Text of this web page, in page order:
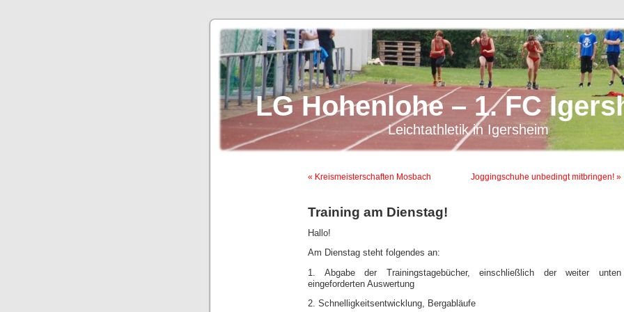
LG Hohenlohe – 1. FC
Leichtathletik in Igersheim
« Kreismeisterschaften Mosbach Joggingschuhe unbedingt mitbringen! »
Training am Dienstag!
Hallo!
Am Dienstag steht folgendes an:
1. Abgabe der Trainingstagebücher, einschließlich der weiter unten
eingeforderten Auswertung
2. Schnelligkeitsentwicklung, Bergabläufe